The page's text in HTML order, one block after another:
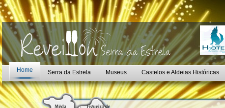
Home Serra da Estrela Museus Castelos e Aldeias Históricas